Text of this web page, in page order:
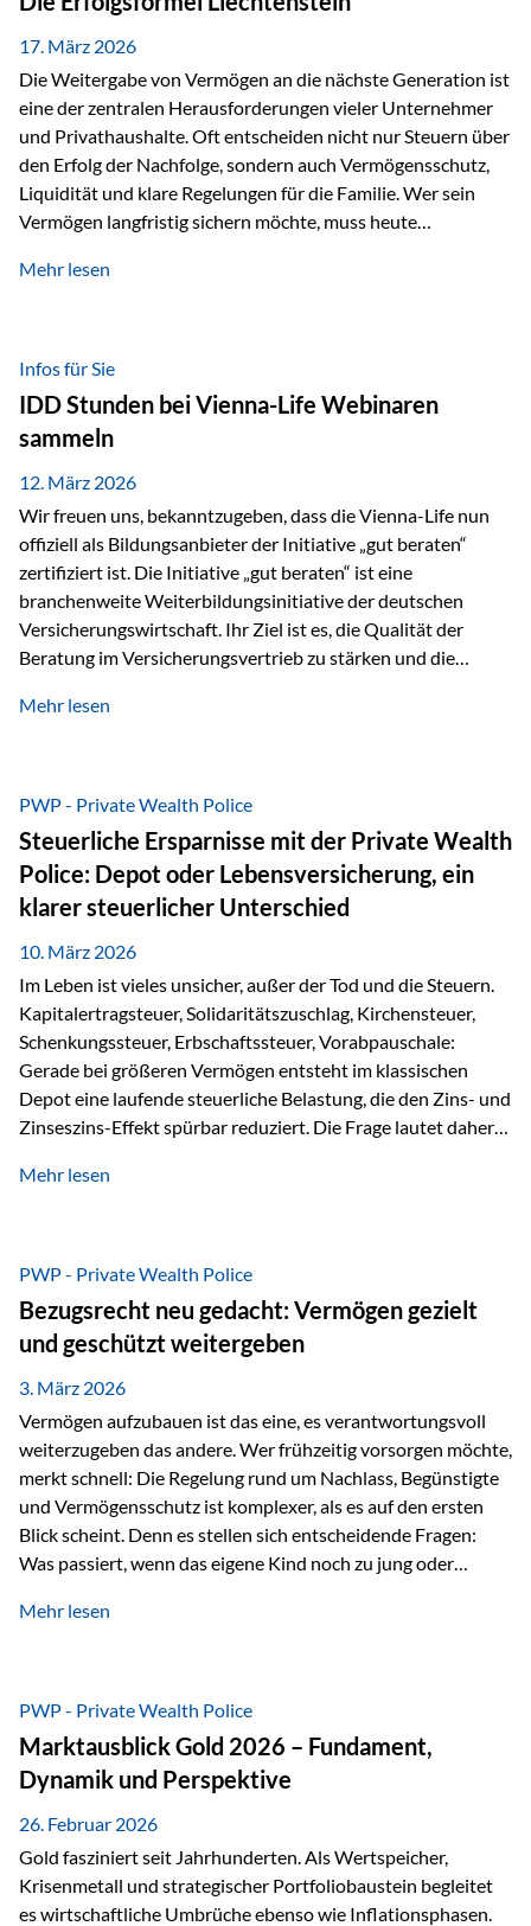
Abschmelzung mit Vetorecht Die Umsetzung erfolgt über die
Private Wealth Police…
17. März 2026
Die Weitergabe von Vermögen an die nächste Generation ist
eine der zentralen Herausforderungen vieler Unternehmer
und Privathaushalte. Oft entscheiden nicht nur Steuern über
den Erfolg der Nachfolge, sondern auch Vermögensschutz,
Liquidität und klare Regelungen für die Familie. Wer sein
Vermögen langfristig sichern möchte, muss heute
„Erfolgsformel Liechtenstein“, herausgegeben und verfasst
Vermögensschutz strategisch miteinander verbindet.
Warum klassische Nachfolgeplanung oft scheitert Viele
Vermögen werden erst im Todesfall übertragen. Das kann zu
Problemen führen: Hohe Erbschaftsteuern Streitigkeiten
zwischen Erben Liquiditätsprobleme bei Immobilien…
Mehr lesen
Infos für Sie
IDD Stunden bei Vienna-Life Webinaren
sammeln
12. März 2026
Wir freuen uns, bekanntzugeben, dass die Vienna-Life nun
offiziell als Bildungsanbieter der Initiative „gut beraten“
zertifiziert ist. Die Initiative „gut beraten“ ist eine
branchenweite Weiterbildungsinitiative der deutschen
Versicherungswirtschaft. Ihr Ziel ist es, die Qualität der
Beratung im Versicherungsvertrieb zu stärken und die
Personen transparent zu dokumentieren. Seit der
Stunden pro Jahr für vertrieblich tätige Personen in der
Versicherungsbranche. Über die Weiterbildungsdatenbank
von „gut beraten“ können absolvierte Bildungsmaßnahmen
zentral erfasst und dokumentiert werden. „gut beraten“
zertifiziert Als zertifizierter Bildungsanbieter können unsere
Webinare nun für die…
Mehr lesen
PWP - Private Wealth Police
Steuerliche Ersparnisse mit der Private Wealth
Police: Depot oder Lebensversicherung, ein
klarer steuerlicher Unterschied
10. März 2026
Im Leben ist vieles unsicher, außer der Tod und die Steuern.
Kapitalertragsteuer, Solidaritätszuschlag, Kirchensteuer,
Schenkungssteuer, Erbschaftssteuer, Vorabpauschale:
Gerade bei größeren Vermögen entsteht im klassischen
Depot eine laufende steuerliche Belastung, die den Zins- und
Zinseszins-Effekt spürbar reduziert. Die Frage lautet daher:
nicht laufend Kapital entziehen – sondern möglichst lange im
Privatdepot fallen an: Abgeltungssteuer Fondsbesteuerung
(Vorabpauschale, Teilfreistellung) Kein steuerlicher Abzug
der Vermögensverwaltungs-Gebühren /
Depotbankgebühren Jährliches Steuerreporting erforderlich
Zinsen, Dividenden und Kursgewinne werden laufend
besteuert.
Mehr lesen
PWP - Private Wealth Police
Bezugsrecht neu gedacht: Vermögen gezielt
und geschützt weitergeben
3. März 2026
Vermögen aufzubauen ist das eine, es verantwortungsvoll
weiterzugeben das andere. Wer frühzeitig vorsorgen möchte,
merkt schnell: Die Regelung rund um Nachlass, Begünstigte
und Vermögensschutz ist komplexer, als es auf den ersten
Blick scheint. Denn es stellen sich entscheidende Fragen:
Was passiert, wenn das eigene Kind noch zu jung oder
verwalten? Wie kann verhindert werden, dass Ex-Partner,
unbürokratisch übertragen, ohne ausschließlich auf ein
Testament angewiesen zu sein? Wenn klassische Lösungen
nicht ausreichen Traditionelle Nachlassregelungen stoßen
oft…
Mehr lesen
PWP - Private Wealth Police
Marktausblick Gold 2026 – Fundament,
Dynamik und Perspektive
26. Februar 2026
Gold fasziniert seit Jahrhunderten. Als Wertspeicher,
Krisenmetall und strategischer Portfoliobaustein begleitet
es wirtschaftliche Umbrüche ebenso wie Inflationsphasen.